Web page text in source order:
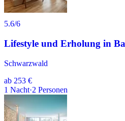
5.6/6
Lifestyle und Erholung in
Schwarzwald
ab 253 €
1 Nacht·2 Personen